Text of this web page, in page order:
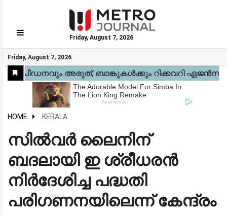
Friday, August 7, 2026
Friday, August 7, 2026
GO
Home
Kerala
National
Gulf
World
Sports
Movies
Health
Automobile
Travel
Education
Novel
Business
Technology
Webstory
HOME KERALA
സിൽവർ ലൈനിന്
ബദലായി ഇ ശ്രീധരൻ
നിർദേശിച്ച പദ്ധതി
പരിഗണനയിലെന്ന് കേന്ദ്രം